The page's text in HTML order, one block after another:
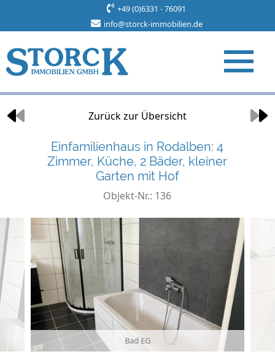
+49 (0)6331 - 76091
info@storck-immobilien.de
Zurück zur Übersicht
Einfamilienhaus in Rodalben: 4
Zimmer, Küche, 2 Bäder, kleiner
Garten mit Hof
Objekt-Nr.: 136
Bad EG